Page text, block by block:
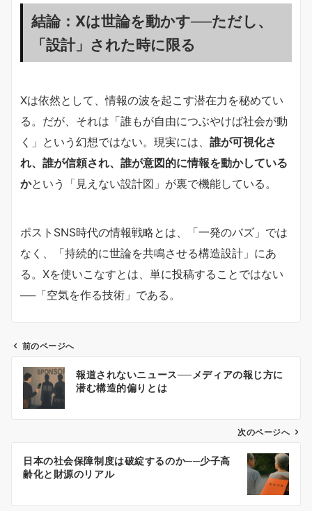
結論：Xは世論を動かす──ただし、
「設計」された時に限る
Xは依然として、情報の波を起こす潜在力を秘めてい
る。だが、それは「誰もが自由につぶやけば社会が動
く」という幻想ではない。現実には、 誰が可視化さ
れ、誰が信頼され、誰が意図的に情報を動かしている
かという「見えない設計図」が裏で機能している。
ポストSNS時代の情報戦略とは、「一発のバズ」では
なく、「持続的に世論を共鳴させる構造設計」にあ
る。Xを使いこなすとは、単に投稿することではない
──「空気を作る技術」である。
ビ
ン
前のページへ
報道されないニュース──メディアの報じ方に
潜む構造的偏りとは
次のページへ
日本の社会保障制度は破綻するのか──少子高
齢化と財源のリアル